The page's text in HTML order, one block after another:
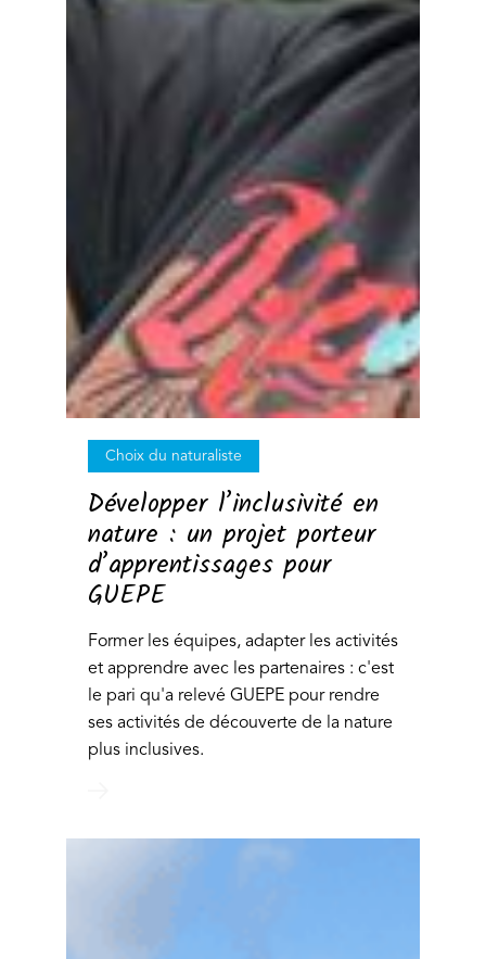
Choix du naturaliste
Développer l’inclusivité en
nature : un projet porteur
d’apprentissages pour
GUEPE
Former les équipes, adapter les activités
et apprendre avec les partenaires : c'est
le pari qu'a relevé GUEPE pour rendre
ses activités de découverte de la nature
plus inclusives.